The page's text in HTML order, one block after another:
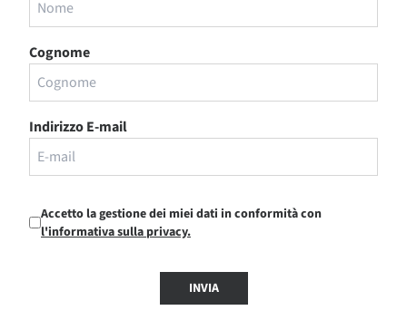
Cognome
Indirizzo E-mail
Accetto la gestione dei miei dati in conformità con
l'informativa sulla privacy.
INVIA